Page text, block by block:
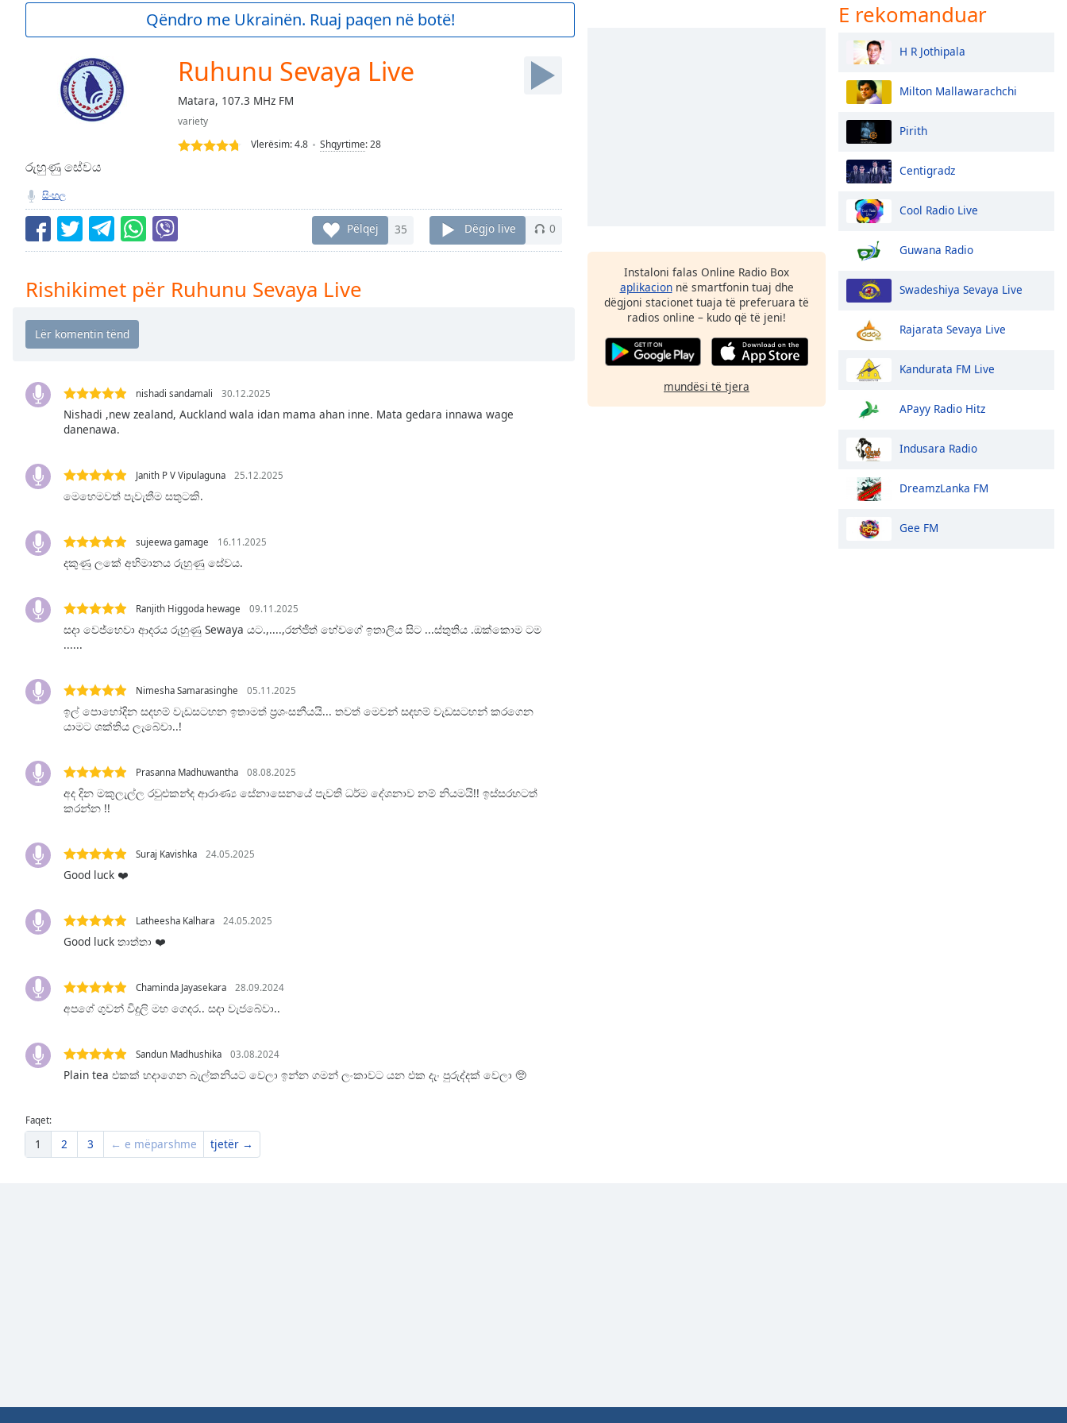
Current
Seek to
live,
currently
behind
LIVE
Remaining
Time-
Playback
Rate
Chapters
off,
selected
subtitles
settings,
subtitles
settings
dialog
subtitles
selected
Picture-
in-
Picture
modal
Beginning
window.
Escape
close
Color
Background
Qëndro me Ukrainën. Ruaj paqen në botë!
Ruhunu Sevaya Live
Matara, 107.3 MHz FM
variety
Vlerësim:4.8 Shqyrtime:28
රුහුණු සේවය
සිංහල
Pëlqej 35 Dëgjo live 0
Rishikimet për Ruhunu Sevaya Live
nishadi sandamali 30.12.2025
Nishadi ,new zealand, Auckland wala idan mama ahan inne. Mata gedara innawa wage
danenawa.
Janith P V Vipulaguna 25.12.2025
මෙහෙමවත් පැවැතීම සතුටකි.
sujeewa gamage 16.11.2025
දකුණු ලකේ අභිමානය රුහුණු සේවය.
Ranjith Higgoda hewage 09.11.2025
සදා වෙජ්භෙවා ආදරය රුහුණු Sewaya යට.,....,රන්ජිත් හේවගේ ඉතාලිය සිට ...ස්තුතිය .ඔක්කොම ටම
......
Nimesha Samarasinghe 05.11.2025
ඉල් පොහෝදින සදහම් වැඩසටහන ඉතාමත් ප්‍රශංසනීයයි... තවත් මෙවන් සදහම් වැඩසටහන් කරගෙන
යාමට ශක්තිය ලැබේවා..!
Prasanna Madhuwantha 08.08.2025
අද දින මකුලැල්ල රවුළුකන්ද ආරාණ්‍ය සේනාසෙනයේ පැවති ධර්ම දේශනාව නම් නියමයි!! ඉස්සරහටත්
කරන්න !!
Suraj Kavishka 24.05.2025
Good luck ❤️
Latheesha Kalhara 24.05.2025
Good luck තාත්තා ❤️
Chaminda Jayasekara 28.09.2024
අපගේ ගුවන් විදුලි මහ ගෙදර.. සදා වැජබේවා..
Sandun Madhushika 03.08.2024
Plain tea එකක් හදාගෙන බැල්කනියට වෙලා ඉන්න ගමන් ලංකාවට යන එක දැං පුරුද්දක් වෙලා 🥺
Faqet:
1 2 3 ← e mëparshme tjetër →
Instaloni falas Online Radio Box
aplikacionnë smartfonin tuaj dhe
dëgjoni stacionet tuaja të preferuara të
radios online – kudo që të jeni!
mundësi të tjera
E rekomanduar
H R Jothipala
Milton Mallawarachchi
Pirith
Centigradz
Cool Radio Live
Guwana Radio
Swadeshiya Sevaya Live
Rajarata Sevaya Live
Kandurata FM Live
APayy Radio Hitz
Indusara Radio
DreamzLanka FM
Gee FM